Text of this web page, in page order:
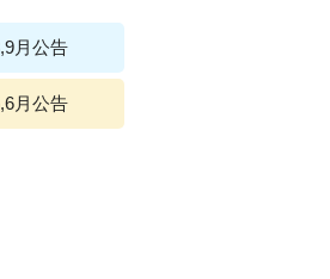
月公告
月公告